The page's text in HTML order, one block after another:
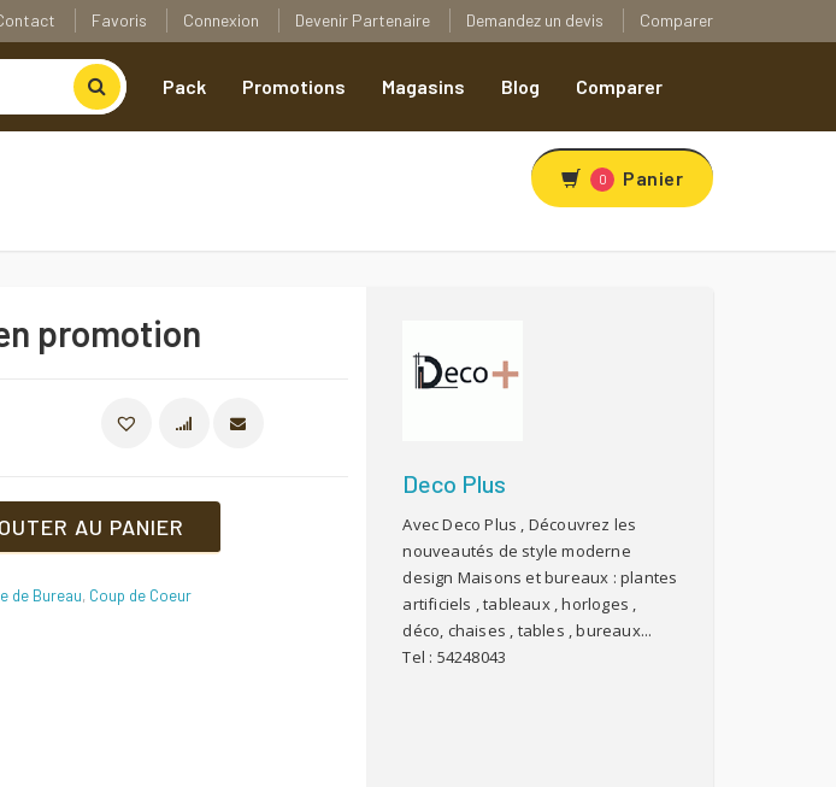
Favoris Connexion Devenir Partenaire Demandez un devis Comparer
Pack Promotions Magasins Blog Comparer
0 Panier
promotion
COMPARER
AU PANIER
de Bureau, Coup de Coeur
Deco Plus
Avec Deco Plus , Découvrez les
nouveautés de style moderne
design Maisons et bureaux : plantes
artificiels , tableaux , horloges ,
déco, chaises , tables , bureaux...
Tel : 54248043